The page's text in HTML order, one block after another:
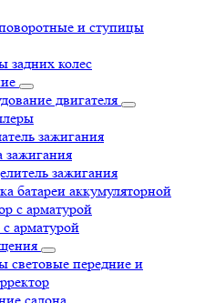
и ступицы
задних колес
двигателя
зажигания
зажигания
зажигания
батареи аккумуляторной
с арматурой
арматурой
световые передние и